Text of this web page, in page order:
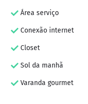
Área serviço
Conexão internet
Closet
Sol da manhã
Varanda gourmet